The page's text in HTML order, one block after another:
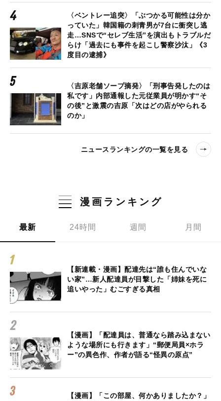
〈ベントレー追突〉「ぶつかる可能性は分か
っていた」韓国籍の刺青男が7台に衝突し逃
走…SNSで“セレブ生活”を演出もトラブルだ
らけ「過去にも事件を起こし警察沙汰」《3
度目の逮捕》
〈吉原老舗ソープ摘発〉「刑事告発したのは
私です」内部通報した元従業員が明かす“そ
の後”と激震の吉原「次はどの店がやられる
のか」
ニュースランキングの一覧を見る
漫画ランキング
最新 24時間 週間 月間
【新連載・漫画】配達先は“誰も住んでいな
い家”…新人配達員が目撃した「姉妹を死に
追いやった」むごすぎる真相
【漫画】「配達員は、普通なら踏み込まない
ような場所にも行きます」“郵便局員×ホラ
ー”の異色作、作者が語る“怪異の原点”
【漫画】「この部屋、何かありましたか？」